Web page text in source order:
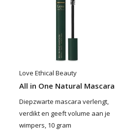
Love Ethical Beauty
All in One Natural Mascara
Diepzwarte mascara verlengt,
verdikt en geeft volume aan je
wimpers, 10 gram